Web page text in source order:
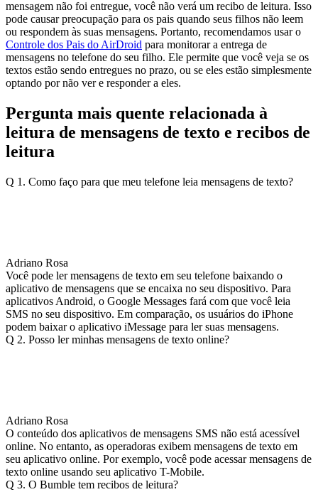
mensagem não foi entregue, você não verá um recibo de leitura. Isso
pode causar preocupação para os pais quando seus filhos não leem
ou respondem às suas mensagens. Portanto, recomendamos usar o
Controle dos Pais do AirDroid para monitorar a entrega de
mensagens no telefone do seu filho. Ele permite que você veja se os
textos estão sendo entregues no prazo, ou se eles estão simplesmente
optando por não ver e responder a eles.
Pergunta mais quente relacionada à
leitura de mensagens de texto e recibos de
leitura
Q 1. Como faço para que meu telefone leia mensagens de texto?
Adriano Rosa
Você pode ler mensagens de texto em seu telefone baixando o
aplicativo de mensagens que se encaixa no seu dispositivo. Para
aplicativos Android, o Google Messages fará com que você leia
SMS no seu dispositivo. Em comparação, os usuários do iPhone
podem baixar o aplicativo iMessage para ler suas mensagens.
Q 2. Posso ler minhas mensagens de texto online?
Adriano Rosa
O conteúdo dos aplicativos de mensagens SMS não está acessível
online. No entanto, as operadoras exibem mensagens de texto em
seu aplicativo online. Por exemplo, você pode acessar mensagens de
texto online usando seu aplicativo T-Mobile.
Q 3. O Bumble tem recibos de leitura?